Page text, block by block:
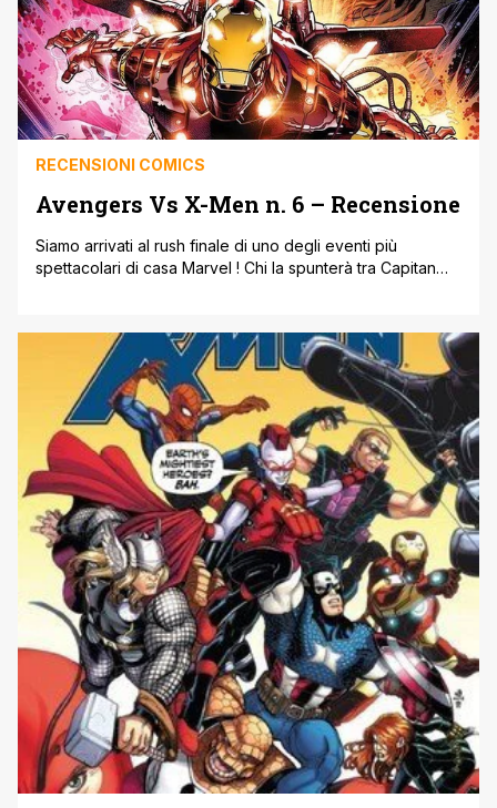
RECENSIONI COMICS
Avengers Vs X-Men n. 6 – Recensione
Siamo arrivati al rush finale di uno degli eventi più
spettacolari di casa Marvel ! Chi la spunterà tra Capitan
??? Ce lo diranno Brian M. Bendis, Jason Aaron, Olivier
Coipel e Adam Kubert !!! Avengers Vs [']